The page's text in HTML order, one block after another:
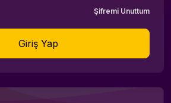
Şifremi Unuttum
Giriş Yap